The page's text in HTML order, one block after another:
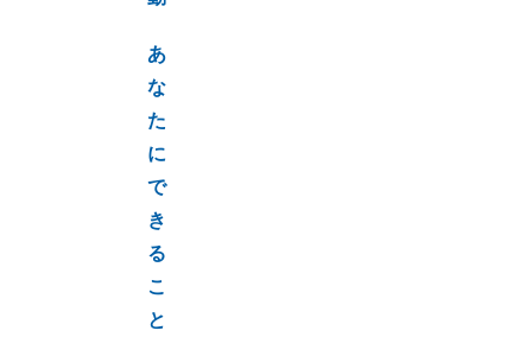
あ
な
た
に
で
き
る
こ
と